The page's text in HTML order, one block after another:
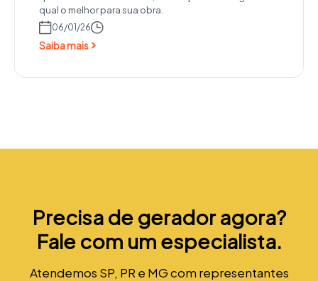
qual o melhor para sua obra.
06/01/26
Saiba mais
Precisa de gerador agora?
Fale com um especialista.
Atendemos SP, PR e MG com representantes